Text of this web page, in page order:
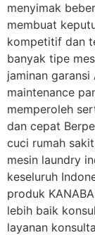
menyimak
membuat
kompetitif dan
banyak tipe
jaminan
maintenance
memperoleh
dan cepat
cuci rumah
mesin laundry
keseluruh
produk
lebih baik
layanan